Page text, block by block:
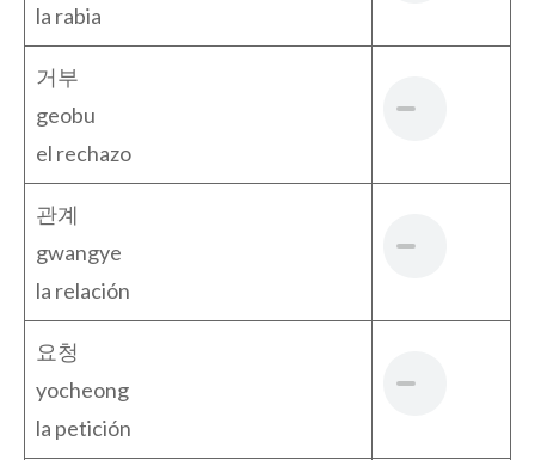
la rabia
거부
geobu
el rechazo
관계
gwangye
la relación
요청
yocheong
la petición